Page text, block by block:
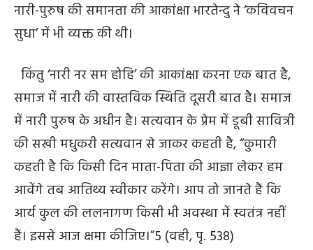
नारी-पुरुष की समानता की आकांक्षा भारतेन्दु ने ‘कविवचन
सुधा’ में भी व्यक्त की थी।
किंतु ‘नारी नर सम होहि’ की आकांक्षा करना एक बात है,
समाज में नारी की वास्तविक स्थिति दूसरी बात है। समाज
में नारी पुरुष के अधीन है। सत्यवान के प्रेम में डूबी सावित्री
की सखी मधुकरी सत्यवान से जाकर कहती है, “कुमारी
कहती है कि किसी दिन माता-पिता की आज्ञा लेकर हम
आवेंगे तब आतिथ्य स्वीकार करेंगे। आप तो जानते हैं कि
आर्य कुल की ललनागण किसी भी अवस्था में स्वतंत्र नहीं
हैं। इससे आज क्षमा कीजिए।”5 (वही, पृ. 538)